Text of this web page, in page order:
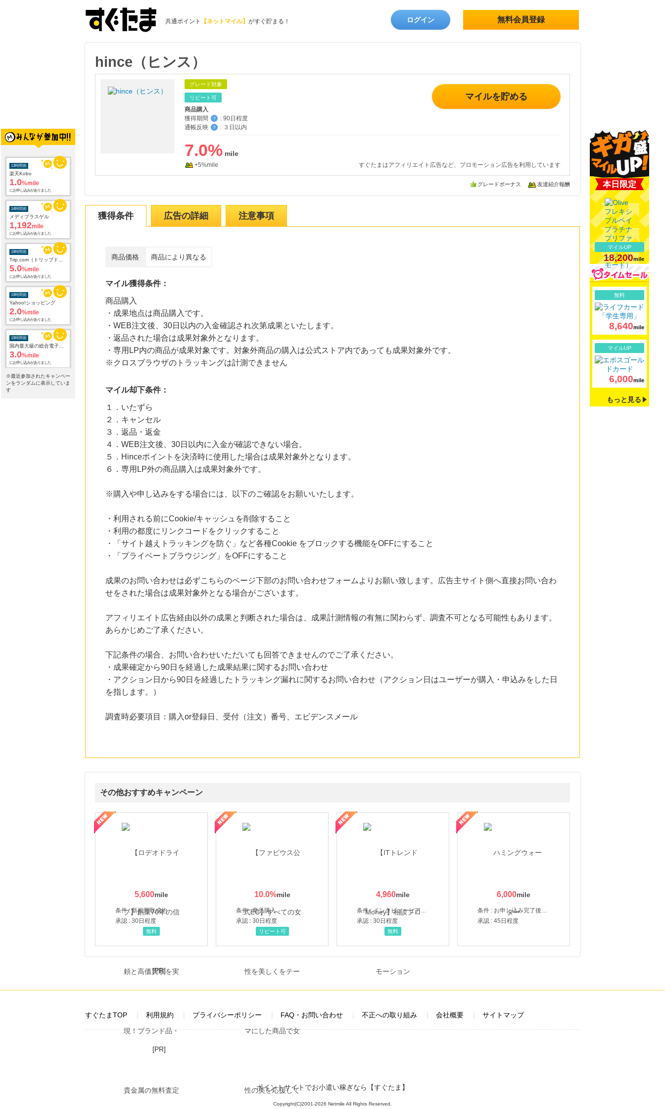
共通ポイント 【ネットマイル】 がすぐ貯まる！ ログイン 無料会員登録
13時間前
楽天Kobo
1.0%mile
にお申し込みがありました
14時間前
メディプラスゲル
1,192mile
にお申し込みがありました
19時間前
5.0%mile
にお申し込みがありました
19時間前
Yahoo!ショッピング
2.0%mile
にお申し込みがありました
19時間前
3.0%mile
にお申し込みがありました
19時間前
Qoo10
※最近参加されたキャンペー
ンをランダムに表示していま
す
hince（ヒンス）
グレード対象
リピート可
商品購入
獲得期間
？ : 90日程度
通帳反映
？ : ３日以内
マイルを貯める
7.0%
+5%mile すぐたまはアフィリエイト広告など、プロモーション広告を利用しています
グレードボーナス 友達紹介報酬
獲得条件 広告の詳細 注意事項
商品価格 商品により異なる
マイル獲得条件：
商品購入
・成果地点は商品購入です。
・WEB注文後、30日以内の入金確認され次第成果といたします。
・返品された場合は成果対象外となります。
・専用LP内の商品が成果対象です。対象外商品の購入は公式ストア内であっても成果対象外です。
※クロスブラウザのトラッキングは計測できません
マイル却下条件：
１．いたずら
２．キャンセル
３．返品・返金
４．WEB注文後、30日以内に入金が確認できない場合。
５．Hinceポイントを決済時に使用した場合は成果対象外となります。
６．専用LP外の商品購入は成果対象外です。
※購入や申し込みをする場合には、以下のご確認をお願いいたします。
・利用される前にCookie/キャッシュを削除すること
・利用の都度にリンクコードをクリックすること
・「サイト越えトラッキングを防ぐ」など各種Cookie をブロックする機能をOFFにすること
・「プライベートブラウジング」をOFFにすること
成果のお問い合わせは必ずこちらのページ下部のお問い合わせフォームよりお願い致します。広告主サイト側へ直接お問い合わ
せをされた場合は成果対象外となる場合がございます。
アフィリエイト広告経由以外の成果と判断された場合は、成果計測情報の有無に関わらず、調査不可となる可能性もあります。
あらかじめご了承ください。
下記条件の場合、お問い合わせいただいても回答できませんのでご了承ください。
・成果確定から90日を経過した成果結果に関するお問い合わせ
・アクション日から90日を経過したトラッキング漏れに関するお問い合わせ（アクション日はユーザーが購入・申込みをした日
を指します。）
調査時必要項目：購入or登録日、受付（注文）番号、エビデンスメール
その他おすすめキャンペーン
5,600
条件 : 新規買取成約
承認 : 30日程度
無料
10.0%
条件 : 商品購入
承認 : 30日程度
くをテーマにした商品で女性の美を応援しています
リピート可
4,960
条件 : インタビューヒアリング完了
承認 : 30日程度
【ITトレンドMoney】相談プロモーション
無料
6,000
条件 : お申し込み完了後、決済登録完了と1ヶ月以内のサーバー初回設置。
承認 : 45日程度
ハミングウォーター【販売代理店】
本日限定
マイルUP
18,200mile
無料
8,640mile
マイルUP
6,000mile
もっと見る
[PR]
すぐたまTOP 利用規約 プライバシーポリシー FAQ・お問い合わせ 不正への取り組み 会社概要 サイトマップ
[PR]
ポイントサイトでお小遣い稼ぎなら【すぐたま】
Copyright(C)2001-2026 Netmile All Rights Reserved.